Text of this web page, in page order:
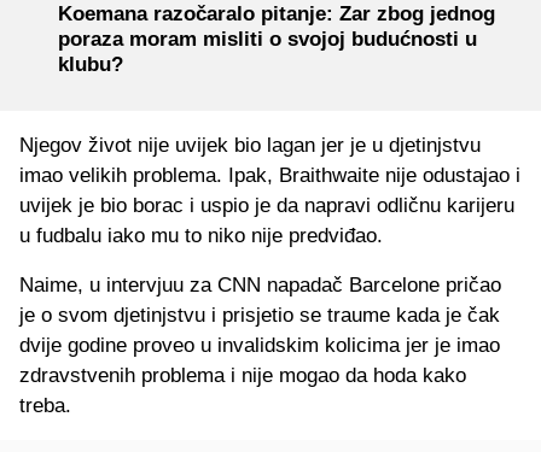
Koemana razočaralo pitanje: Zar zbog jednog
poraza moram misliti o svojoj budućnosti u
klubu?
Njegov život nije uvijek bio lagan jer je u djetinjstvu
imao velikih problema. Ipak, Braithwaite nije odustajao i
uvijek je bio borac i uspio je da napravi odličnu karijeru
u fudbalu iako mu to niko nije predviđao.
Naime, u intervjuu za CNN napadač Barcelone pričao
je o svom djetinjstvu i prisjetio se traume kada je čak
dvije godine proveo u invalidskim kolicima jer je imao
zdravstvenih problema i nije mogao da hoda kako
treba.